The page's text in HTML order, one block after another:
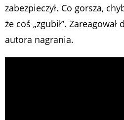
zabezpieczył. Co gorsza,
że coś „zgubił”.
autora nagrania.